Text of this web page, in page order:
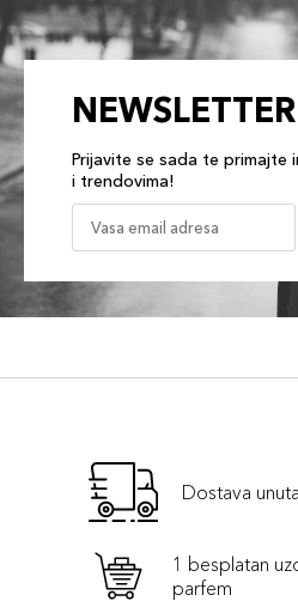
NEWSLETTER
Prijavite se sada te primajte
i trendovima!
Dostava
1 besplatan
parfem